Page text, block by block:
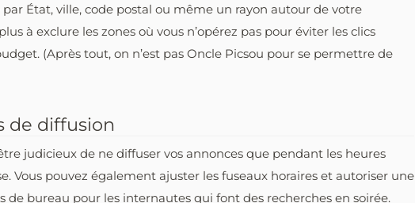
État, ville, code postal ou même un rayon autour de votre
à exclure les zones où vous n’opérez pas pour éviter les clics
(Après tout, on n’est pas Oncle Picsou pour se permettre de
de diffusion
judicieux de ne diffuser vos annonces que pendant les heures
Vous pouvez également ajuster les fuseaux horaires et autoriser une
de bureau pour les internautes qui font des recherches en soirée.